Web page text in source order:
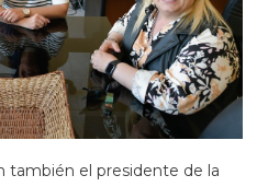
también el presidente de la